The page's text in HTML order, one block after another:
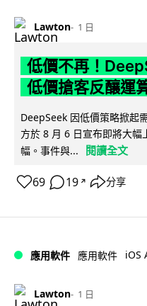
Lawton 1 日
低價不再！
低價搶客反釀運
DeepSeek 因低價策略掀起
方於 8 月 6 日宣布即將大幅
幅。事件與...
閱讀全文
69 19 ↗ 分享
應用軟件 應用軟件 iOS
Lawton 1 日